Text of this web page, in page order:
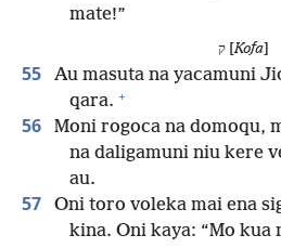
mate!”
ק [Kofa]
55
Au masuta na yacamuni
qara. +
56
Moni rogoca na domoqu,
na daligamuni niu kere
au.
57
Oni toro voleka mai ena
kina. Oni kaya: “Mo kua